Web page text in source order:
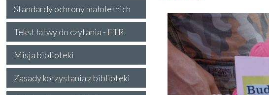
Standardy ochrony małoletnich
Tekst łatwy do czytania - ETR
Misja biblioteki
Zasady korzystania z biblioteki